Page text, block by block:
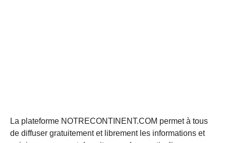
La plateforme NOTRECONTINENT.COM permet à tous
de diffuser gratuitement et librement les informations et